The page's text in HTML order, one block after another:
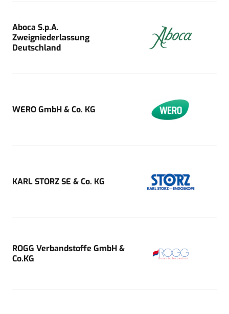
Aboca S.p.A.
Zweigniederlassung
Deutschland
WERO GmbH & Co. KG
KARL STORZ SE & Co. KG
ROGG Verbandstoffe GmbH &
Co.KG